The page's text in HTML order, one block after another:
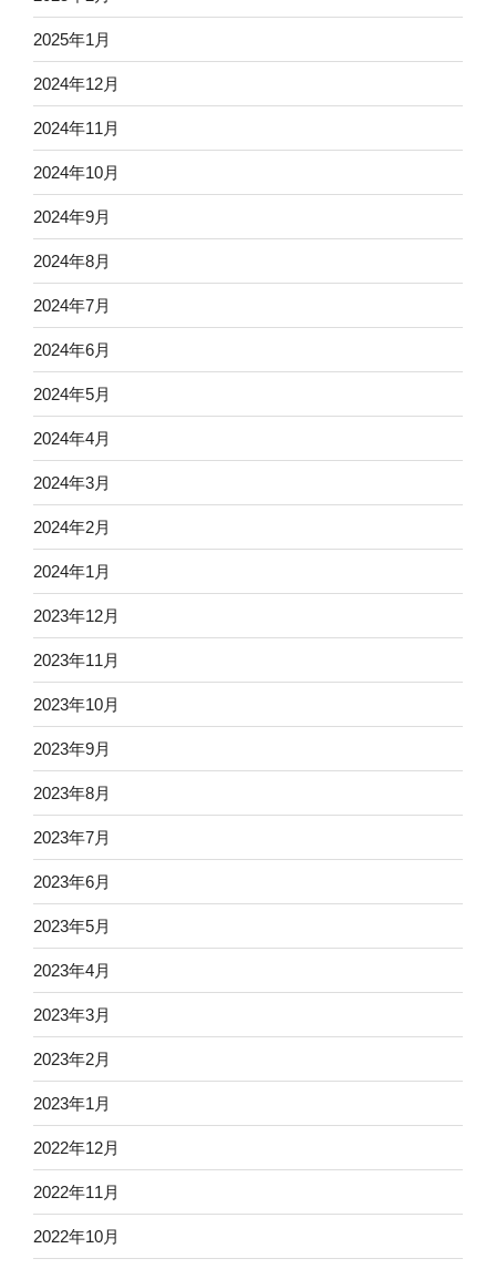
2025年1月
2024年12月
2024年11月
2024年10月
2024年9月
2024年8月
2024年7月
2024年6月
2024年5月
2024年4月
2024年3月
2024年2月
2024年1月
2023年12月
2023年11月
2023年10月
2023年9月
2023年8月
2023年7月
2023年6月
2023年5月
2023年4月
2023年3月
2023年2月
2023年1月
2022年12月
2022年11月
2022年10月